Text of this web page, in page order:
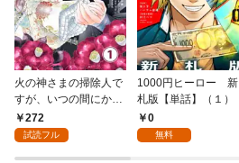
火の神さまの掃除人で
すが、いつの間にか花
嫁として溺愛されてい
ます【単話】（１）
272
試読フル
1000円ヒーロー 新
札版【単話】（１）
0
無料